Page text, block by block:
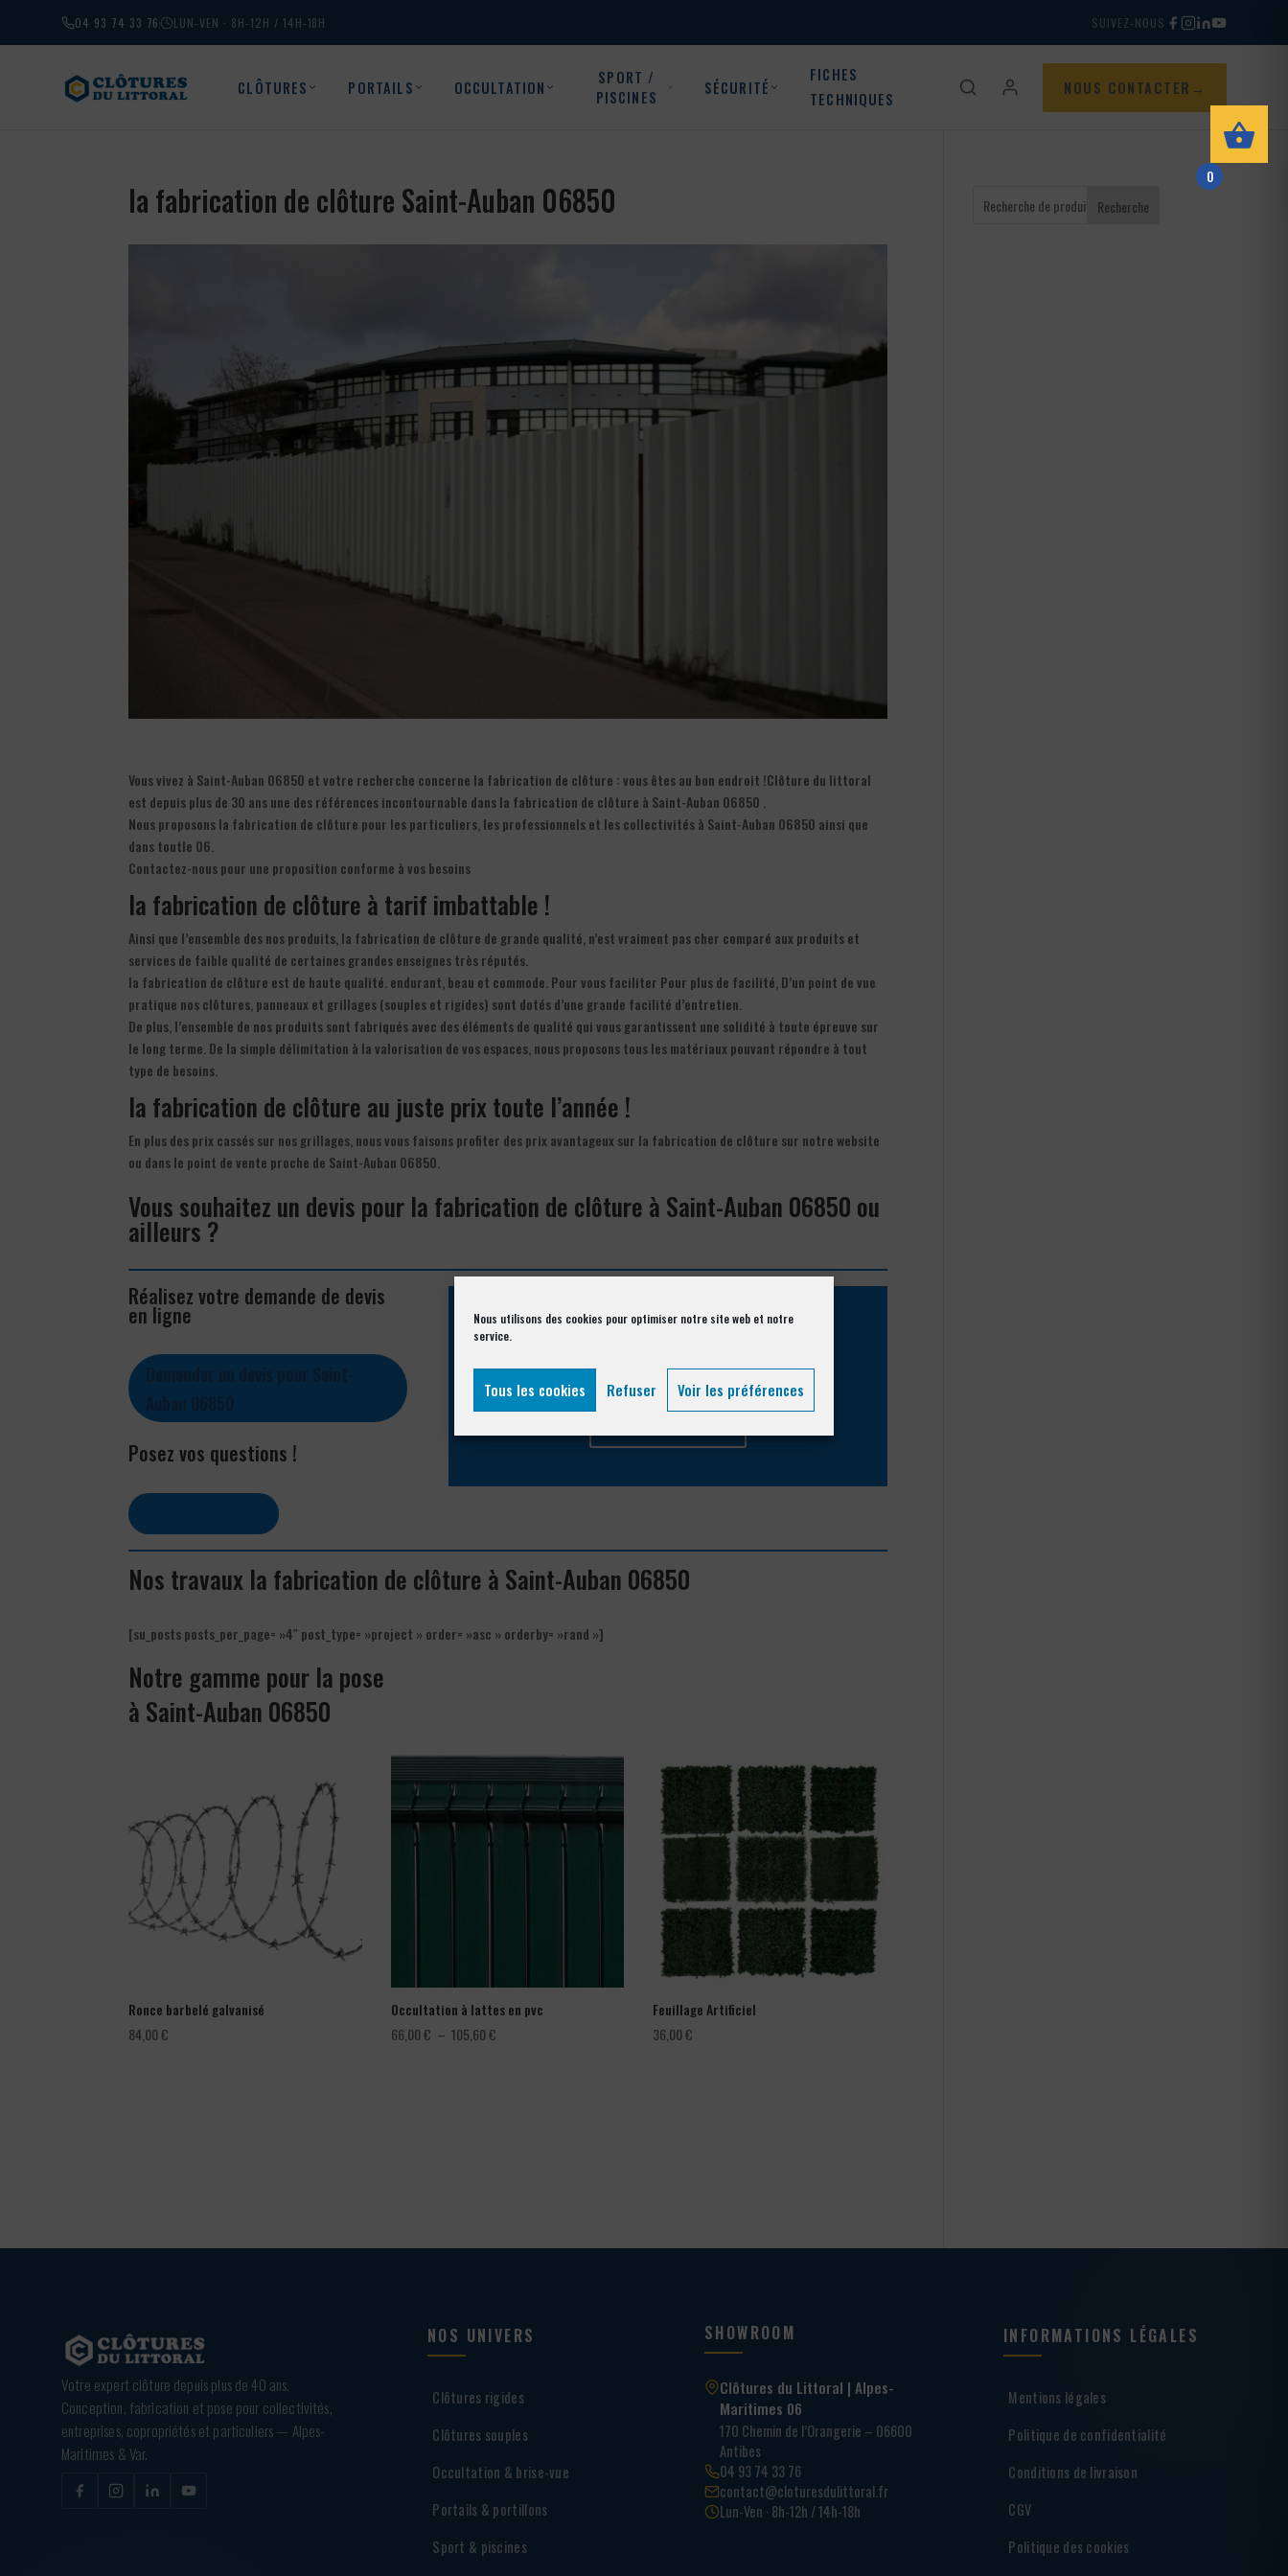
Nous utilisons des cookies pour optimiser notre site web et notre
service.
Tous les cookies Refuser Voir les préférences
04 93 74 33 76 LUN-VEN · 8H-12H / 14H-18H SUIVEZ-NOUS
CLÔTURES PORTAILS OCCULTATION
SPORT /
PISCINES
SÉCURITÉ
FICHES
TECHNIQUES
NOUS CONTACTER
la fabrication de clôture Saint-Auban 06850
Vous vivez à Saint-Auban 06850 et votre recherche concerne la fabrication de clôture : vous êtes au bon endroit !Clôture du littoral
est depuis plus de 30 ans une des références incontournable dans la fabrication de clôture à Saint-Auban 06850 .
Nous proposons la fabrication de clôture pour les particuliers, les professionnels et les collectivités à Saint-Auban 06850 ainsi que
dans toutle 06.
Contactez-nous pour une proposition conforme à vos besoins
la fabrication de clôture à tarif imbattable !
Ainsi que l’ensemble des nos produits, la fabrication de clôture de grande qualité, n’est vraiment pas cher comparé aux produits et
services de faible qualité de certaines grandes enseignes très réputés.
la fabrication de clôture est de haute qualité. endurant, beau et commode. Pour vous faciliter Pour plus de facilité, D’un point de vue
pratique nos clôtures, panneaux et grillages (souples et rigides) sont dotés d’une grande facilité d’entretien.
De plus, l’ensemble de nos produits sont fabriqués avec des éléments de qualité qui vous garantissent une solidité à toute épreuve sur
le long terme. De la simple délimitation à la valorisation de vos espaces, nous proposons tous les matériaux pouvant répondre à tout
type de besoins.
la fabrication de clôture au juste prix toute l’année !
En plus des prix cassés sur nos grillages, nous vous faisons profiter des prix avantageux sur la fabrication de clôture sur notre website
ou dans le point de vente proche de Saint-Auban 06850.
Vous souhaitez un devis pour la fabrication de clôture à Saint-Auban 06850 ou
ailleurs ?
Réalisez votre demande de devis
en ligne
Posez vos questions !
Appelez-nous !
Vous souhaitez avoir des informations complémentaires ?
Nos travaux la fabrication de clôture à Saint-Auban 06850
[su_posts posts_per_page= »4″ post_type= »project » order= »asc » orderby= »rand »]
Notre gamme pour la pose
à Saint-Auban 06850
Ronce barbelé galvanisé
84,00€
Occultation à lattes en pvc
66,00€ – 105,60€Plage
Feuillage Artificiel
36,00€
Recherche
Votre expert clôture depuis plus de 40 ans.
Conception, fabrication et pose pour collectivités,
entreprises, copropriétés et particuliers — Alpes-
Maritimes & Var.
NOS UNIVERS
Clôtures rigides
Clôtures souples
Occultation & brise-vue
Portails & portillons
Sport & piscines
SHOWROOM
Clôtures du Littoral | Alpes-
Maritimes 06
170 Chemin de l’Orangerie – 06600
Antibes
04 93 74 33 76
contact@cloturesdulittoral.fr
Lun-Ven · 8h-12h / 14h-18h
INFORMATIONS LÉGALES
Mentions légales
Politique de confidentialité
Conditions de livraison
CGV
Politique des cookies
0